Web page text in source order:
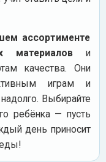
ассортименте
материалови
качества. Они
играм и
Выбирайте
ребёнка — пусть
день приносит